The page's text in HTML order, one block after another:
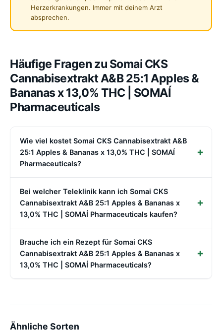
Herzerkrankungen. Immer mit deinem Arzt
absprechen.
Häufige Fragen zu Somai CKS
Cannabisextrakt A&B 25:1 Apples &
Bananas x 13,0% THC | SOMAÍ
Pharmaceuticals
Wie viel kostet Somai CKS Cannabisextrakt A&B
25:1 Apples & Bananas x 13,0% THC | SOMAÍ
Pharmaceuticals?
Bei welcher Teleklinik kann ich Somai CKS
Cannabisextrakt A&B 25:1 Apples & Bananas x
13,0% THC | SOMAÍ Pharmaceuticals kaufen?
Brauche ich ein Rezept für Somai CKS
Cannabisextrakt A&B 25:1 Apples & Bananas x
13,0% THC | SOMAÍ Pharmaceuticals?
Ähnliche Sorten